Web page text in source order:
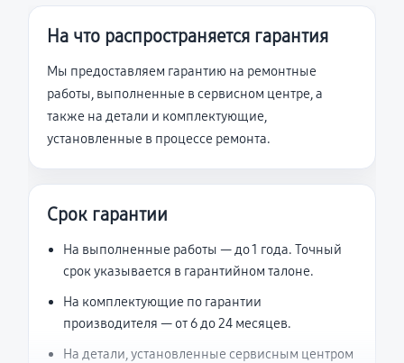
На что распространяется гарантия
Мы предоставляем гарантию на ремонтные
работы, выполненные в сервисном центре, а
также на детали и комплектующие,
установленные в процессе ремонта.
Срок гарантии
На выполненные работы — до 1 года. Точный
срок указывается в гарантийном талоне.
На комплектующие по гарантии
производителя — от 6 до 24 месяцев.
На детали, установленные сервисным центром